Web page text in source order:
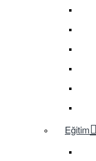
Eğitim